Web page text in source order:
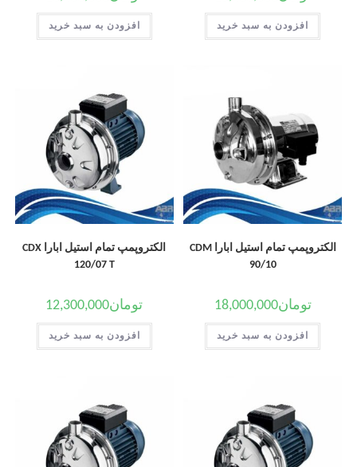
افزودن به سبد خرید افزودن به سبد خرید
الکتروپمپ تمام استیل ابارا CDM
90/10
تومان18,000,000
افزودن به سبد خرید
الکتروپمپ تمام استیل ابارا CDX
120/07 T
تومان12,300,000
افزودن به سبد خرید